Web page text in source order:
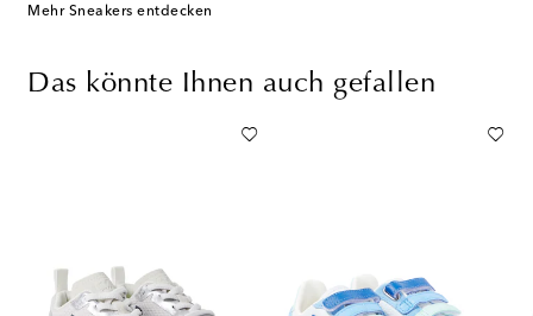
Mehr Sneakers entdecken
Das könnte Ihnen auch gefallen